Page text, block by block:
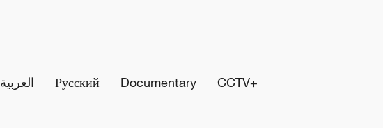
العربية Русский Documentary CCTV+